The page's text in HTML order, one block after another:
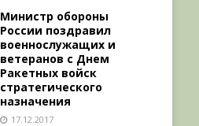
Министр обороны
России поздравил
военнослужащих и
ветеранов с Днем
Ракетных войск
стратегического
назначения
17.12.2017